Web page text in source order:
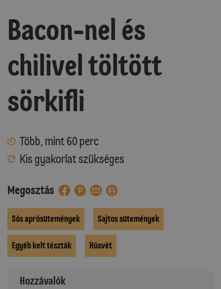
Bacon-nel és
chilivel töltött
sörkifli
Több, mint 60 perc
Kis gyakorlat szükséges
Megosztás
Sós aprósütemények Sajtos sütemények
Egyéb kelt tészták Húsvét
Hozzávalók